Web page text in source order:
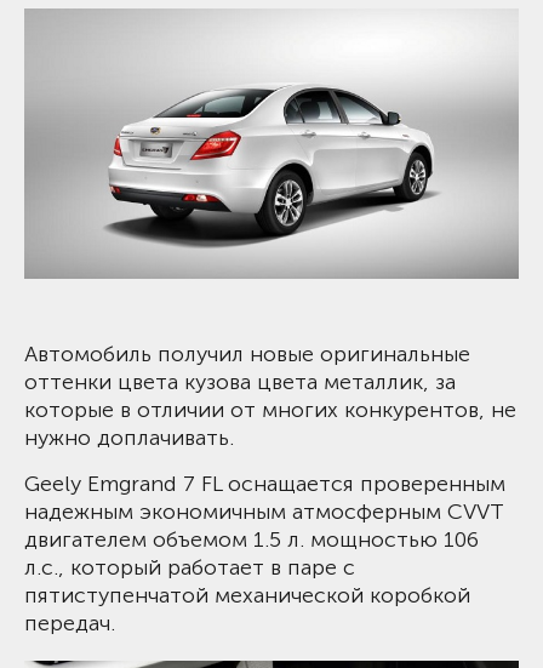
Автомобиль получил новые оригинальные
оттенки цвета кузова цвета металлик, за
которые в отличии от многих конкурентов, не
нужно доплачивать.
Geely Emgrand 7 FL оснащается проверенным
надежным экономичным атмосферным CVVT
двигателем объемом 1.5 л. мощностью 106
л.с., который работает в паре с
пятиступенчатой механической коробкой
передач.